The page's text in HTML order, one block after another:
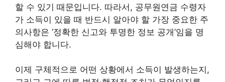
할 수 있기 때문입니다. 따라서, 공무원연금 수령자
가 소득이 있을 때 반드시 알아야 할 가장 중요한 주
의사항은 ‘정확한 신고와 투명한 정보 공개’임을 명
심해야 합니다.
이제 구체적으로 어떤 상황에서 소득이 발생하는지,